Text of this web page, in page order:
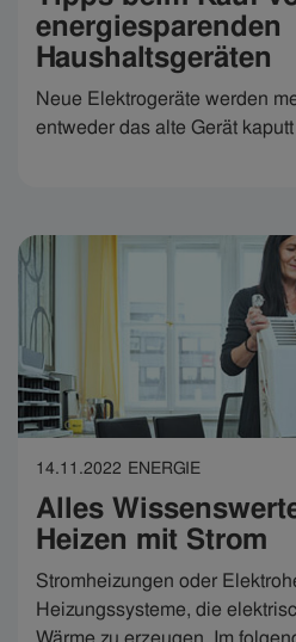
energiesparenden
Haushaltsgeräten
Neue Elektrogeräte werden
entweder das alte Gerät
energiesparenden
14.11.2022 ENERGIE
Alles
Heizen mit Strom
Stromheizungen oder
Heizungssysteme, die